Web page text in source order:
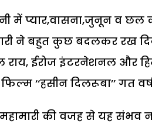
में प्यार,वासना,जुनून व छल
ने बहुत कुछ बदलकर रख
ईरोज इंटरनेशनल और
‘‘हसीन दिलरूबा’’ गत
की वजह से यह संभव